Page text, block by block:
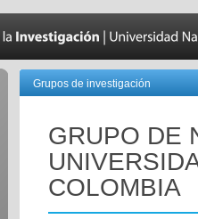
Grupos de investigación
GRUPO DE
COLOMBIA